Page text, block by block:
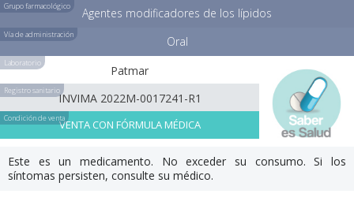
Grupo farmacológico Agentes modificadores de los lípidos
Vía de administración Oral
Laboratorio
Patmar
Registro sanitario
INVIMA 2022M-0017241-R1
Condición de ventaVENTA CON FÓRMULA MÉDICA
Este es un medicamento. No exceder su consumo. Si los
síntomas persisten, consulte su médico.